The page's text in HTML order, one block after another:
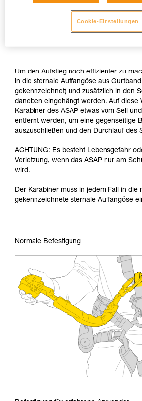
Um den Aufstieg noch effizienter zu
in die sternale Auffangöse aus Gurtband
gekennzeichnet) und zusätzlich in den
daneben eingehängt werden. Auf diese
Karabiner des ASAP etwas vom Seil
entfernt werden, um eine gegenseitige
auszuschließen und den Durchlauf des
ACHTUNG: Es besteht Lebensgefahr
Verletzung, wenn das ASAP nur am
wird.
Der Karabiner muss in jedem Fall in die
gekennzeichnete sternale Auffangöse
Normale Befestigung
Cookie-Einstellungen